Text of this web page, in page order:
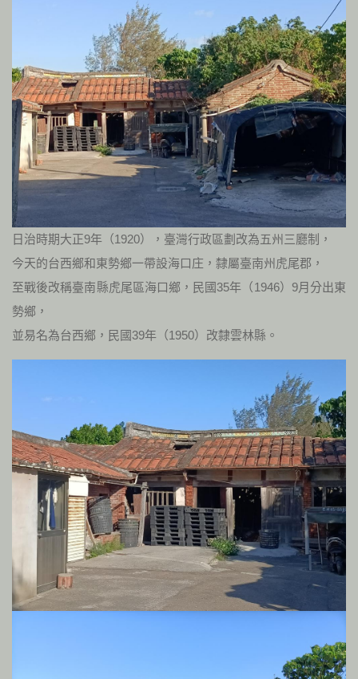
日治時期大正9年（1920），臺灣行政區劃改為五州三廳制，
今天的台西鄉和東勢鄉一帶設海口庄，隸屬臺南州虎尾郡，
至戰後改稱臺南縣虎尾區海口鄉，民國35年（1946）9月分出東
勢鄉，
並易名為台西鄉，民國39年（1950）改隸雲林縣。